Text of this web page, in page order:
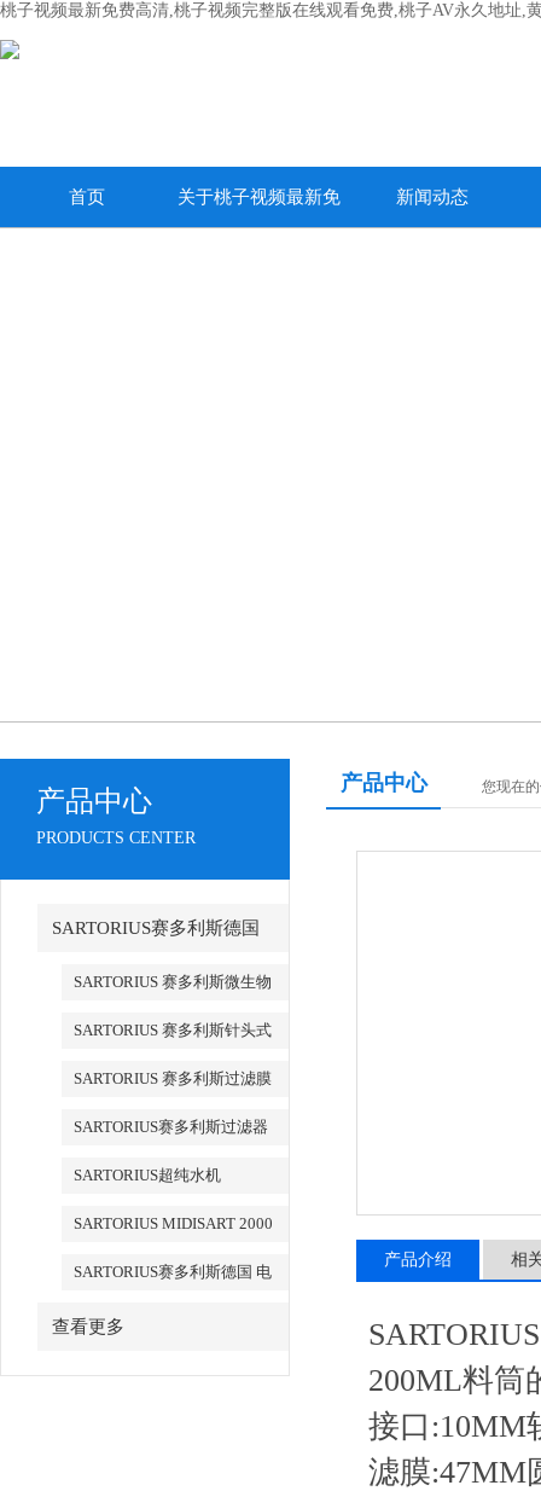
桃子视频最新免费高清,桃子视频完整版在线观看免费,桃子AV永久地址,
首页 关于桃子视频最新免 新闻动态
产品中心
PRODUCTS CENTER
SARTORIUS赛多利斯德国
SARTORIUS 赛多利斯微生物
SARTORIUS 赛多利斯针头式
SARTORIUS 赛多利斯过滤膜
SARTORIUS赛多利斯过滤器
SARTORIUS超纯水机
SARTORIUS MIDISART 2000
SARTORIUS赛多利斯德国 电
查看更多
产品中心 您现在的位
产品介绍 相
200ML料筒
接口:10MM
滤膜:47MM